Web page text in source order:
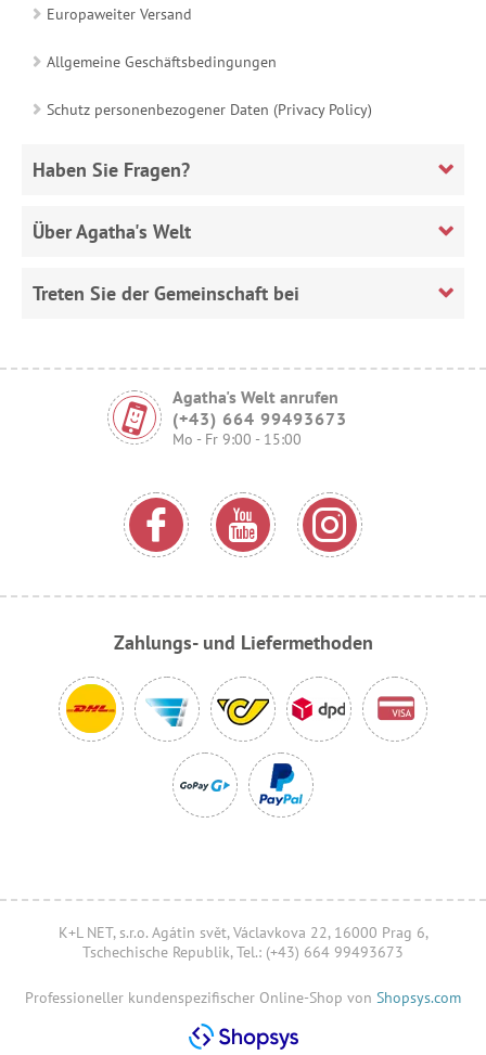
Europaweiter Versand
Allgemeine Geschäftsbedingungen
Schutz personenbezogener Daten (Privacy Policy)
Haben Sie Fragen?
Über Agatha's Welt
Treten Sie der Gemeinschaft bei
Agatha's Welt anrufen
(+43) 664 99493673
Mo - Fr 9:00 - 15:00
Zahlungs- und Liefermethoden
K+L NET, s.r.o. Agátin svět, Václavkova 22, 16000 Prag 6,
Tschechische Republik, Tel.: (+43) 664 99493673
Professioneller kundenspezifischer Online-Shop von Shopsys.com